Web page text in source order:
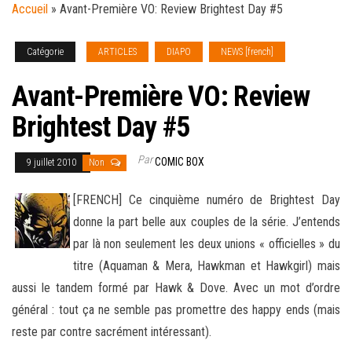
Accueil » Avant-Première VO: Review Brightest Day #5
Catégorie ARTICLES DIAPO NEWS [french]
Avant-Première VO: Review
Brightest Day #5
9 juillet 2010 Non ParCOMIC BOX
[FRENCH] Ce cinquième numéro de Brightest Day
donne la part belle aux couples de la série. J’entends
par là non seulement les deux unions « officielles » du
titre (Aquaman & Mera, Hawkman et Hawkgirl) mais
aussi le tandem formé par Hawk & Dove. Avec un mot d’ordre
général : tout ça ne semble pas promettre des happy ends (mais
reste par contre sacrément intéressant).